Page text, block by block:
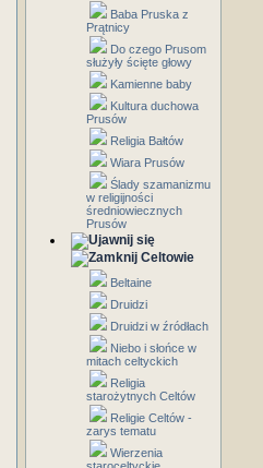
Baba Pruska z
Prątnicy
Do czego Prusom
służyły ścięte głowy
Kamienne baby
Kultura duchowa
Prusów
Religia Bałtów
Wiara Prusów
Ślady szamanizmu
w religijności
średniowiecznych
Prusów
Celtowie
Beltaine
Druidzi
Druidzi w źródłach
Niebo i słońce w
mitach celtyckich
Religia
starożytnych Celtów
Religie Celtów -
zarys tematu
Wierzenia